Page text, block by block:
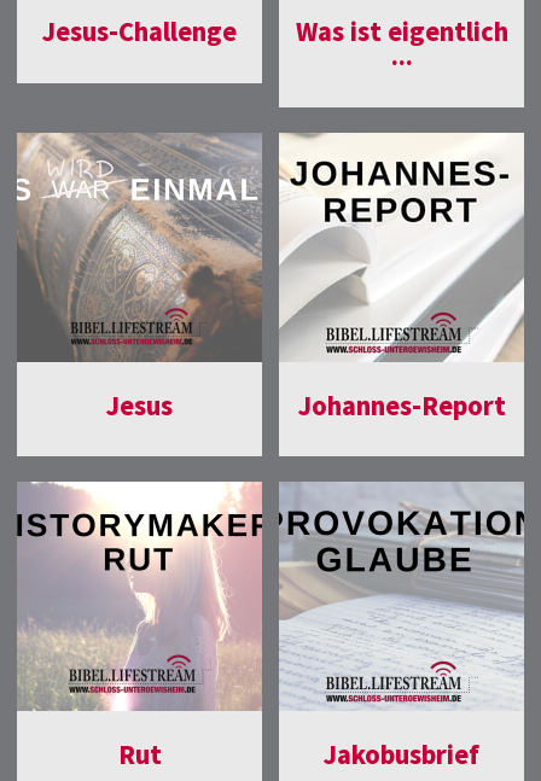
Jesus-Challenge Was ist eigentlich
...
Jesus Johannes-Report
Rut Jakobusbrief